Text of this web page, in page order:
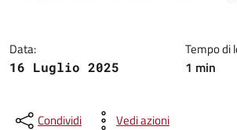
Data:
16 Luglio 2025
Tempo di
1 min
Condividi Vedi azioni